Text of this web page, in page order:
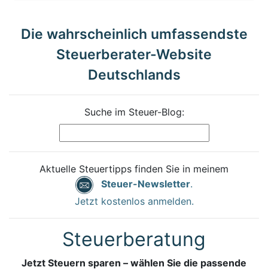
Die wahrscheinlich umfassendste
Steuerberater-Website
Deutschlands
Suche im Steuer-Blog:
Aktuelle Steuertipps finden Sie in meinem
Steuer-Newsletter.
Jetzt kostenlos anmelden.
Steuerberatung
Jetzt Steuern sparen – wählen Sie die passende